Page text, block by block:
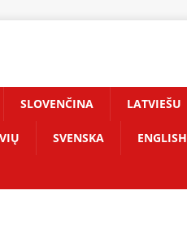
SLOVENČINA LATVIEŠU
SVENSKA ENGLISH